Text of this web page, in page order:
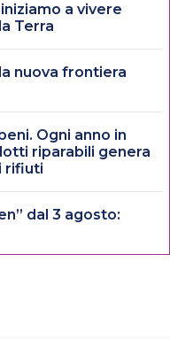
a vivere
Terra
nuova frontiera
Ogni anno in
riparabili genera
rifiuti
dal 3 agosto: